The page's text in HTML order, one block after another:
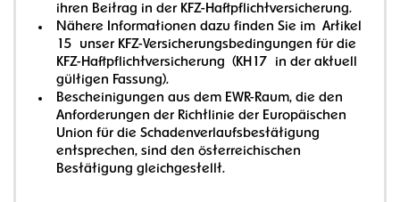
ihren Beitrag in der KFZ-Haftpflichtversicherung.
Nähere Informationen dazu finden Sie im Artikel
15 unser KFZ-Versicherungsbedingungen für die
KFZ-Haftpflichtversicherung (KH17 in der aktuell
gültigen Fassung).
Bescheinigungen aus dem EWR-Raum, die den
Anforderungen der Richtlinie der Europäischen
Union für die Schadenverlaufsbestätigung
entsprechen, sind den österreichischen
Bestätigung gleichgestellt.